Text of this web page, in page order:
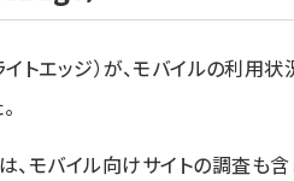
トエッジ）が、モバイルの利用
、モバイル向けサイトの調査も